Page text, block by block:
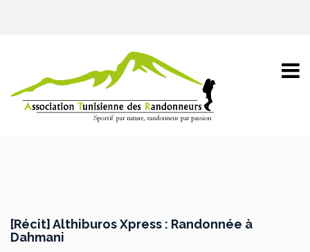
[Récit] Althiburos Xpress : Randonnée à
Dahmani